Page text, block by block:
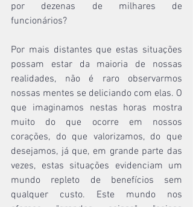
por dezenas de milhares de
funcionários?
Por mais distantes que estas situações
possam estar da maioria de nossas
realidades, não é raro observarmos
nossas mentes se deliciando com elas. O
que imaginamos nestas horas mostra
muito do que ocorre em nossos
corações, do que valorizamos, do que
desejamos, já que, em grande parte das
vezes, estas situações evidenciam um
mundo repleto de benefícios sem
qualquer custo. Este mundo nos